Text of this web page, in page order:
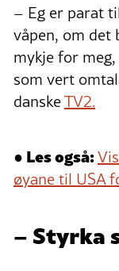
– Eg er parat
våpen, om det
mykje for
som vert
danskeTV2.
● Les også:
øyane til USA
– Styrka